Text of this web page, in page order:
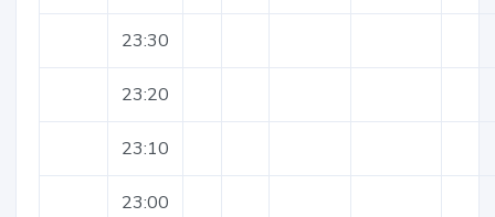
23:30
23:20
23:10
23:00